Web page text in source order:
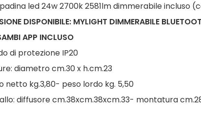
led 24w 2700k 2581lm dimmerabile incluso
DISPONIBILE: MYLIGHT DIMMERABILE
APP INCLUSO
di protezione IP20
diametro cm.30 x h.cm.23
netto kg.3,80- peso lordo kg. 5,50
diffusore cm.38xcm.38xcm.33- montatura